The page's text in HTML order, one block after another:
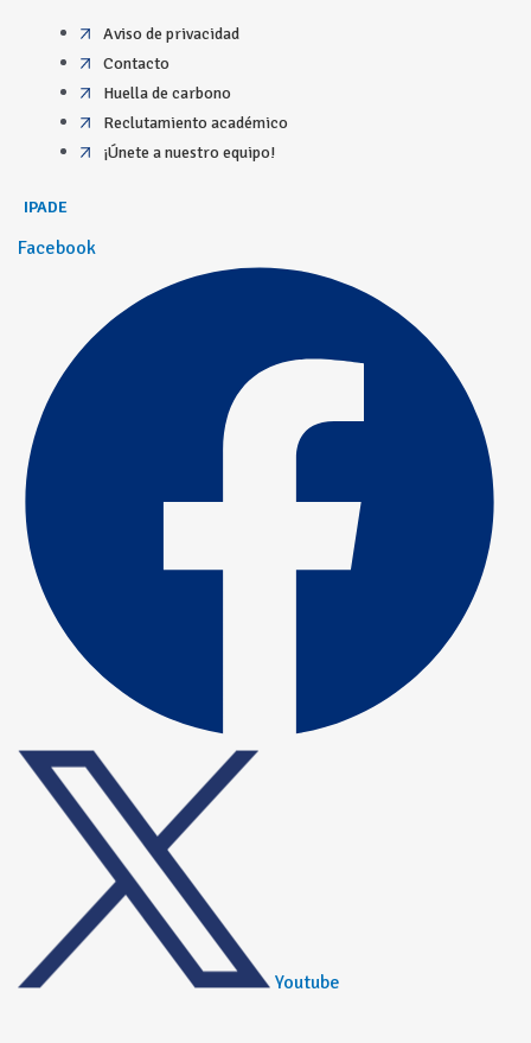
Aviso de privacidad
Contacto
Huella de carbono
Reclutamiento académico
¡Únete a nuestro equipo!
IPADE
Facebook
Youtube